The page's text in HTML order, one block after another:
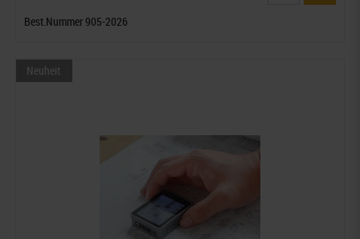
Best.Nummer 905-2026
Neuheit